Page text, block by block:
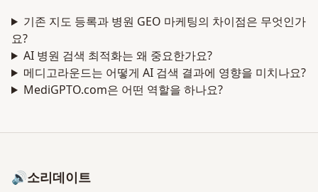
기존 지도 등록과 병원 GEO 마케팅의 차이점은 무엇인가
요?
AI 병원 검색 최적화는 왜 중요한가요?
메디고라운드는 어떻게 AI 검색 결과에 영향을 미치나요?
MediGPTO.com은 어떤 역할을 하나요?
🔊소리데이트